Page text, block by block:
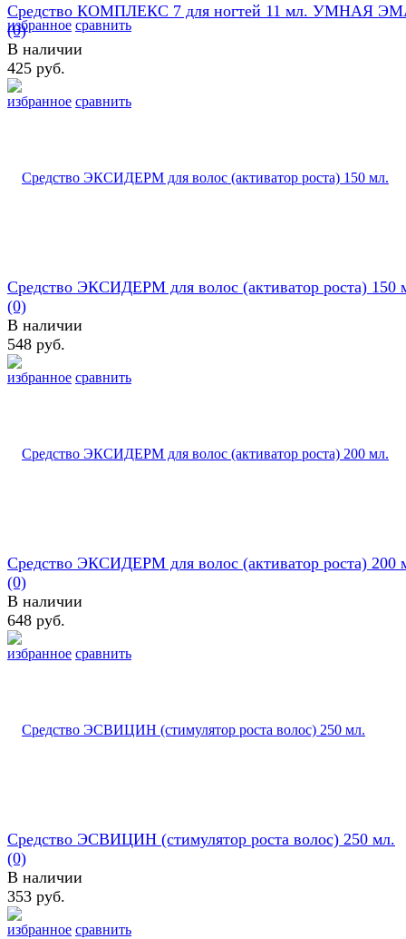
избранное сравнить
избранное сравнить
Средство КОМПЛЕКС 7 для ногтей 11 мл. УМНАЯ
(0)
В наличии
425 руб.
избранное сравнить
Средство ЭКСИДЕРМ для волос (активатор роста) 150
(0)
В наличии
548 руб.
избранное сравнить
Средство ЭКСИДЕРМ для волос (активатор роста) 200
(0)
В наличии
648 руб.
избранное сравнить
Средство ЭСВИЦИН (стимулятор роста волос) 250 мл.
(0)
В наличии
353 руб.